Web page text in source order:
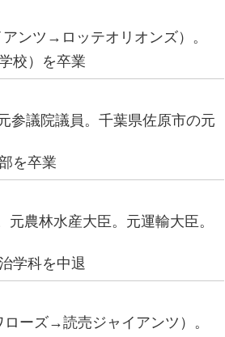
ンツ→ロッテオリオンズ）。
校）を卒業
参議院議員。千葉県佐原市の元
を卒業
農林水産大臣。元運輸大臣。
学科を中退
ーズ→読売ジャイアンツ）。